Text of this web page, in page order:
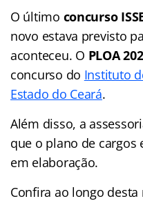
O último concurso
novo estava previsto
aconteceu. O PLOA
concurso do Instituto
Estado do Ceará.
Além disso, a
que o plano de cargos
em elaboração.
Confira ao longo